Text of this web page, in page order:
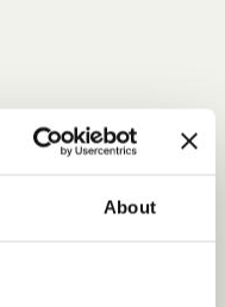
About